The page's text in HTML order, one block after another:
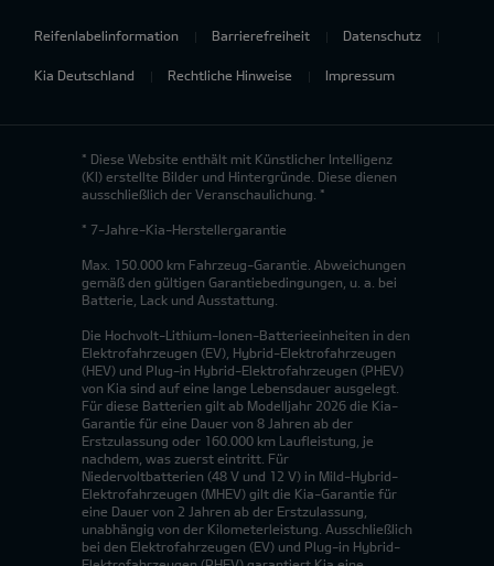
Reifenlabelinformation Barrierefreiheit Datenschutz
Kia Deutschland Rechtliche Hinweise Impressum
* Diese Website enthält mit Künstlicher Intelligenz
(KI) erstellte Bilder und Hintergründe. Diese dienen
ausschließlich der Veranschaulichung. *
* 7-Jahre-Kia-Herstellergarantie
Max. 150.000 km Fahrzeug-Garantie. Abweichungen
gemäß den gültigen Garantiebedingungen, u. a. bei
Batterie, Lack und Ausstattung.
Die Hochvolt-Lithium-Ionen-Batterieeinheiten in den
Elektrofahrzeugen (EV), Hybrid-Elektrofahrzeugen
(HEV) und Plug-in Hybrid-Elektrofahrzeugen (PHEV)
von Kia sind auf eine lange Lebensdauer ausgelegt.
Für diese Batterien gilt ab Modelljahr 2026 die Kia-
Garantie für eine Dauer von 8 Jahren ab der
Erstzulassung oder 160.000 km Laufleistung, je
nachdem, was zuerst eintritt. Für
Niedervoltbatterien (48 V und 12 V) in Mild-Hybrid-
Elektrofahrzeugen (MHEV) gilt die Kia-Garantie für
eine Dauer von 2 Jahren ab der Erstzulassung,
unabhängig von der Kilometerleistung. Ausschließlich
bei den Elektrofahrzeugen (EV) und Plug-in Hybrid-